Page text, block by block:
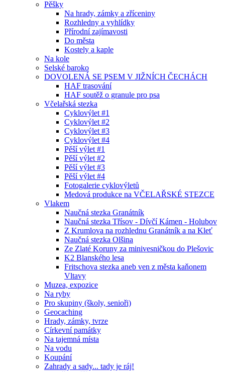
Pěšky
Na hrady, zámky a zříceniny
Rozhledny a vyhlídky
Přírodní zajímavosti
Do města
Kostely a kaple
Na kole
Selské baroko
DOVOLENÁ SE PSEM V JIŽNÍCH ČECHÁCH
HAF trasování
HAF soutěž o granule pro psa
Včelařská stezka
Cyklovýlet #1
Cyklovýlet #2
Cyklovýlet #3
Cyklovýlet #4
Pěší výlet #1
Pěší výlet #2
Pěší výlet #3
Pěší výlet #4
Fotogalerie cyklovýletů
Medová produkce na VČELAŘSKÉ STEZCE
Vlakem
Naučná stezka Granátník
Naučná stezka Třísov - Dívčí Kámen - Holubov
Z Krumlova na rozhlednu Granátník a na Kleť
Naučná stezka Olšina
Ze Zlaté Koruny za minivesničkou do Plešovic
K2 Blanského lesa
Fritschova stezka aneb ven z města kaňonem
Vltavy
Muzea, expozice
Na ryby
Pro skupiny (školy, senioři)
Geocaching
Hrady, zámky, tvrze
Církevní památky
Na tajemná místa
Na vodu
Koupání
Zahrady a sady... tady je ráj!